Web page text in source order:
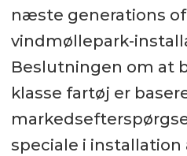
næste generations
vindmøllepark-
Beslutningen om at
klasse fartøj er
speciale i